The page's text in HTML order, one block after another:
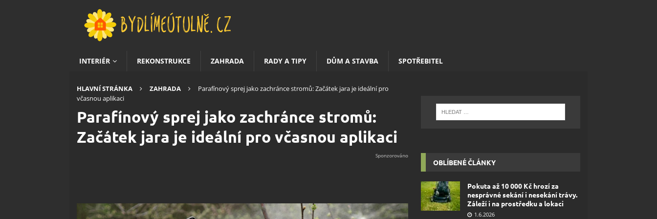
INTERIÉR REKONSTRUKCE ZAHRADA RADY A TIPY DŮM A STAVBA SPOTŘEBITEL
HLAVNÍ STRÁNKA ZAHRADA
Parafínový sprej jako zachránce stromů: Začátek jara je ideální pro
včasnou aplikaci
Parafínový sprej jako zachránce stromů:
Začátek jara je ideální pro včasnou aplikaci
OBLÍBENÉ ČLÁNKY
Pokuta až 10 000 Kč hrozí za
nesprávné sekání i nesekání trávy.
Záleží i na prostředku a lokaci
1.6.2026